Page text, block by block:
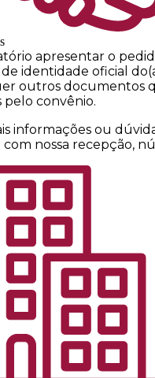
apresentar o
identidade oficial
outros documentos
pelo convênio.
informações ou
nossa recepção,